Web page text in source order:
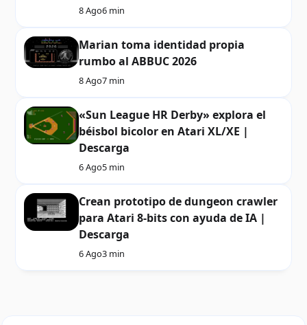
8 Ago6 min
Marian toma identidad propia
rumbo al ABBUC 2026
8 Ago7 min
«Sun League HR Derby» explora el
béisbol bicolor en Atari XL/XE |
Descarga
6 Ago5 min
Crean prototipo de dungeon crawler
para Atari 8-bits con ayuda de IA |
Descarga
6 Ago3 min